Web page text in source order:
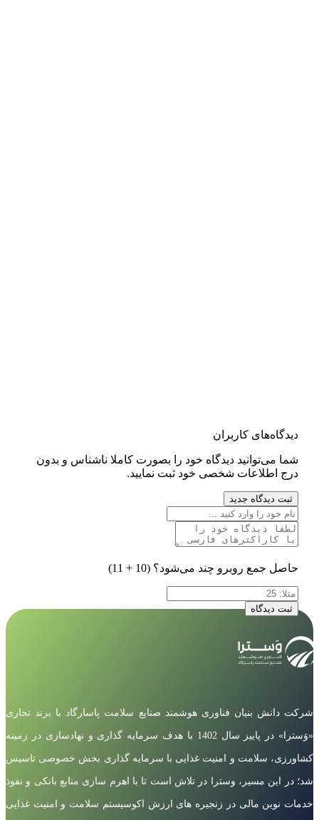
دیدگاه‌های کاربران
شما می‌توانید دیدگاه خود را بصورت کاملا ناشناس و بدون
درج اطلاعات شخصی خود ثبت نمایید.
ثبت دیدگاه جدید
حاصل جمع روبرو چند می‌شود؟ (10 + 11)
ثبت دیدگاه
شرکت دانش بنیان فناوری هوشمند صنایع سلامت پاسارگاد با برند تجاری
«وَسترا» در پاییز سال 1402 با هدف سرمایه گذاری و نهادسازی در زمینه
کشاورزی، سلامت و امنیت غذایی با سرمایه گذاری بخش خصوصی تاسیس
شد؛ در این مسیر، وسترا در تلاش است تا با اهرم سازی منابع بانکی و نفوذ
خدمات نوین مالی در زنجیره های ارزش اکوسیستم سلامت و امنیت غذایی